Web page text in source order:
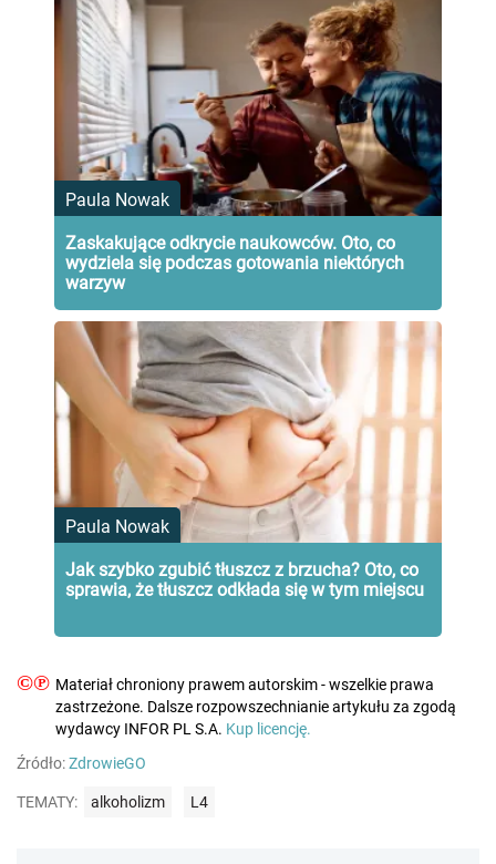
Paula Nowak
Zaskakujące odkrycie naukowców. Oto, co
wydziela się podczas gotowania niektórych
warzyw
Paula Nowak
Jak szybko zgubić tłuszcz z brzucha? Oto, co
sprawia, że tłuszcz odkłada się w tym miejscu
©℗ Materiał chroniony prawem autorskim - wszelkie prawa
zastrzeżone. Dalsze rozpowszechnianie artykułu za zgodą
wydawcy INFOR PL S.A. Kup licencję.
Źródło:ZdrowieGO
TEMATY: alkoholizm L4